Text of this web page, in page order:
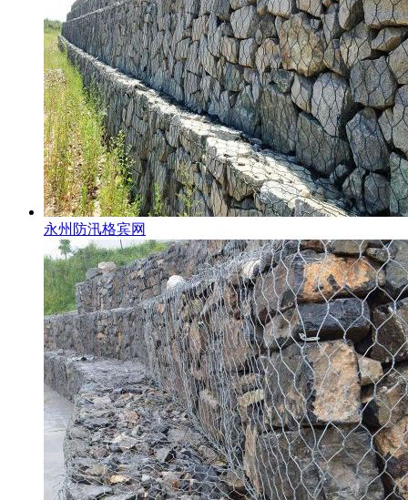
永州防汛格宾网